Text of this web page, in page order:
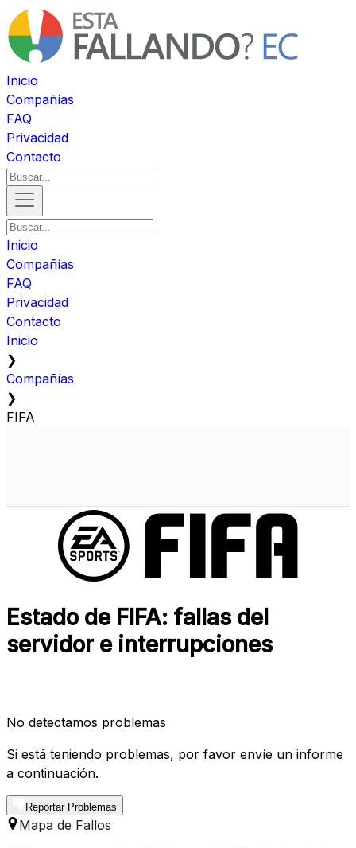
Inicio
Compañías
FAQ
Privacidad
Contacto
Inicio
Compañías
FAQ
Privacidad
Contacto
Inicio
❯
Compañías
❯
FIFA
Estado de FIFA: fallas del
servidor e interrupciones
No detectamos problemas
Si está teniendo problemas, por favor envíe un informe
a continuación.
Reportar Problemas
Mapa de Fallos